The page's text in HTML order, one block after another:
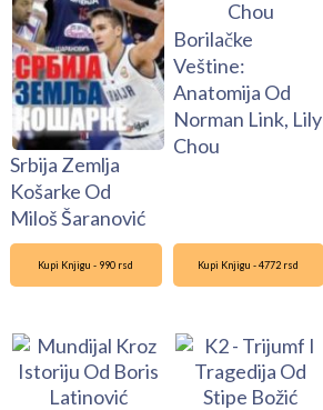
Srbija Zemlja
Košarke Od
Miloš Šaranović
Borilačke
Veštine:
Anatomija Od
Norman Link, Lily
Chou
Kupi Knjigu - 990 rsd Kupi Knjigu - 4772 rsd